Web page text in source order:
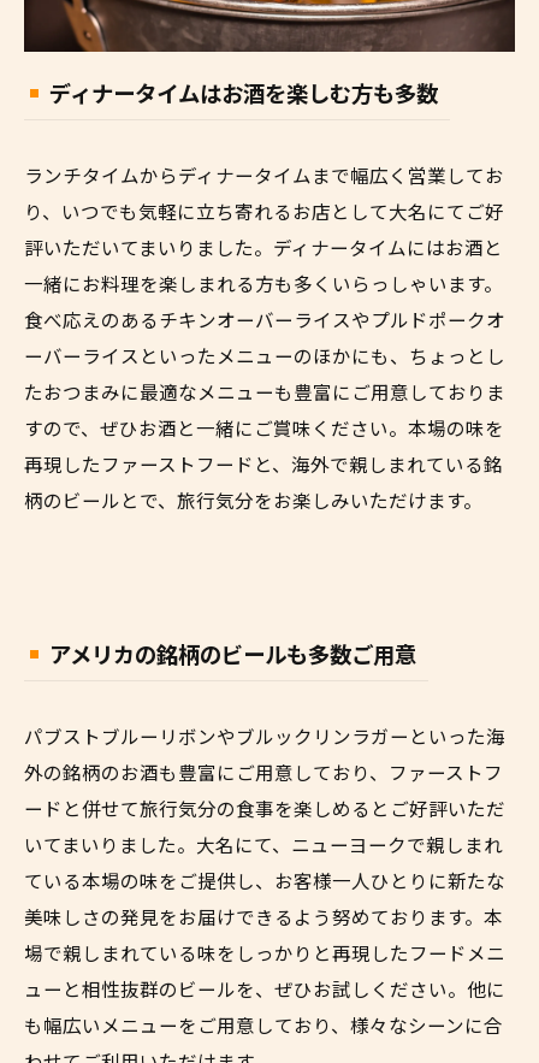
ディナータイムはお酒を楽しむ方も多数
ランチタイムからディナータイムまで幅広く営業してお
り、いつでも気軽に立ち寄れるお店として大名にてご好
評いただいてまいりました。ディナータイムにはお酒と
一緒にお料理を楽しまれる方も多くいらっしゃいます。
食べ応えのあるチキンオーバーライスやプルドポークオ
ーバーライスといったメニューのほかにも、ちょっとし
たおつまみに最適なメニューも豊富にご用意しておりま
すので、ぜひお酒と一緒にご賞味ください。本場の味を
再現したファーストフードと、海外で親しまれている銘
柄のビールとで、旅行気分をお楽しみいただけます。
アメリカの銘柄のビールも多数ご用意
パブストブルーリボンやブルックリンラガーといった海
外の銘柄のお酒も豊富にご用意しており、ファーストフ
ードと併せて旅行気分の食事を楽しめるとご好評いただ
いてまいりました。大名にて、ニューヨークで親しまれ
ている本場の味をご提供し、お客様一人ひとりに新たな
美味しさの発見をお届けできるよう努めております。本
場で親しまれている味をしっかりと再現したフードメニ
ューと相性抜群のビールを、ぜひお試しください。他に
も幅広いメニューをご用意しており、様々なシーンに合